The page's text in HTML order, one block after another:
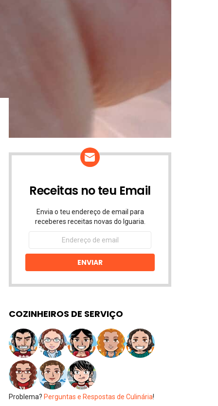
Receitas no teu Email
Envia o teu endereço de email para
receberes receitas novas do Iguaria.
Endereço
email
ENVIAR
COZINHEIROS DE SERVIÇO
Problema? Perguntas e Respostas de Culinária!